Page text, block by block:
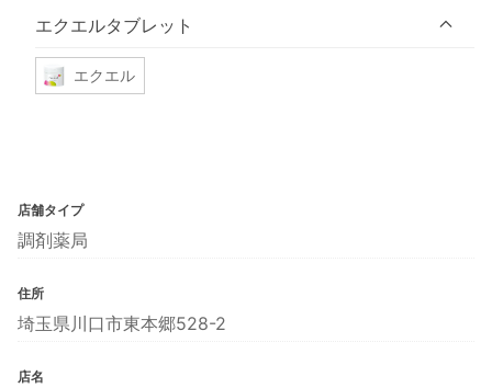
エクエルタブレット
エクエル
店舗タイプ
調剤薬局
住所
埼玉県川口市東本郷528-2
店名